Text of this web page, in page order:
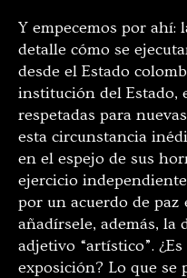
Y empecemos por ahí:
detalle cómo se
desde el Estado
institución del Estado,
respetadas para
esta circunstancia
en el espejo de sus
ejercicio
por un acuerdo de paz
añadírsele, además, la
adjetivo “artístico”.
exposición? Lo que se